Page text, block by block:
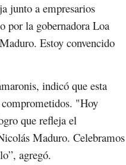
junto a empresarios
por la gobernadora Loa
Estoy convencido
indicó que esta
comprometidos. "Hoy
que refleja el
Maduro. Celebramos
agregó.